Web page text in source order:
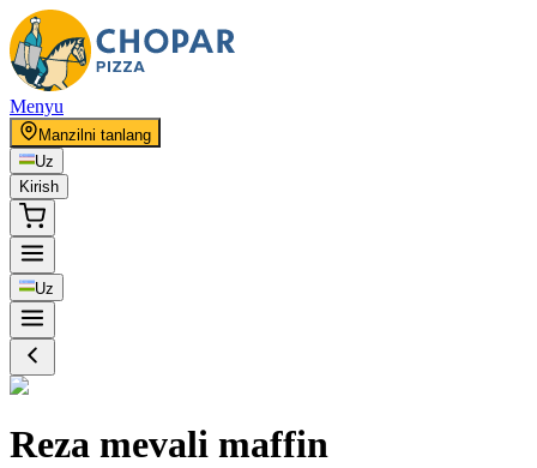
Menyu
Manzilni tanlang
Uz
Kirish
Uz
Reza mevali maffin